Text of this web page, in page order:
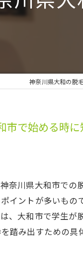
眉
神奈川県大和の脱
市で始める時
奈川県大和市で
イントが多いも
、大和市で学生
踏み出すための